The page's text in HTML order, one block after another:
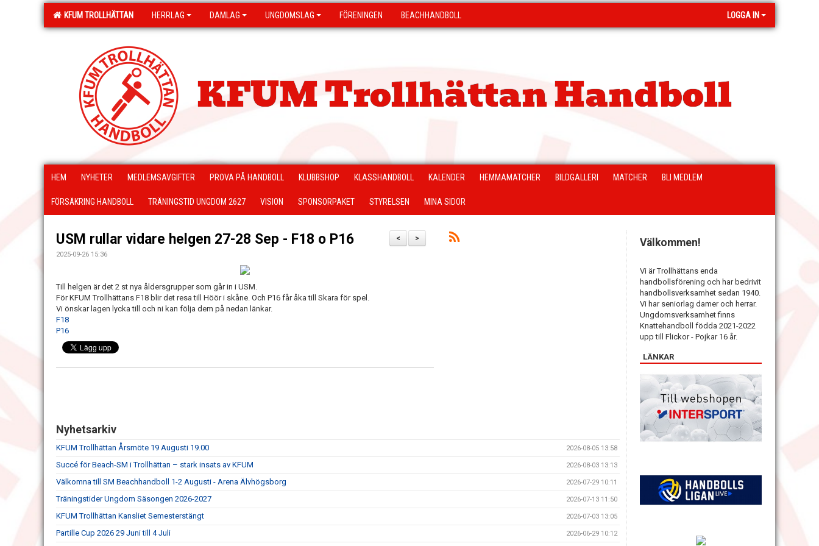
KFUM TROLLHÄTTAN HERRLAG DAMLAG UNGDOMSLAG FÖRENINGEN BEACHHANDBOLL LOGGA IN
KFUM Trollhättan Handboll
HEM NYHETER MEDLEMSAVGIFTER PROVA PÅ HANDBOLL KLUBBSHOP KLASSHANDBOLL KALENDER HEMMAMATCHER BILDGALLERI MATCHER BLI MEDLEM
FÖRSÄKRING HANDBOLL TRÄNINGSTID UNGDOM 2627 VISION SPONSORPAKET STYRELSEN MINA SIDOR
>
<
USM rullar vidare helgen 27-28 Sep - F18 o P16
2025-09-26 15:36
Till helgen är det 2 st nya åldersgrupper som går in i USM.
För KFUM Trollhättans F18 blir det resa till Höör i skåne. Och P16 får åka till Skara för spel.
Vi önskar lagen lycka till och ni kan följa dem på nedan länkar.
F18
P16
Nyhetsarkiv
KFUM Trollhättan Årsmöte 19 Augusti 19.00 2026-08-05 13:58
Succé för Beach-SM i Trollhättan – stark insats av KFUM 2026-08-03 13:13
Välkomna till SM Beachhandboll 1-2 Augusti - Arena Älvhögsborg 2026-07-29 10:11
Träningstider Ungdom Säsongen 2026-2027 2026-07-13 11:50
KFUM Trollhättan Kansliet Semesterstängt 2026-07-03 13:05
Partille Cup 2026 29 Juni till 4 Juli 2026-06-29 10:12
Välkommen!
Vi är Trollhättans enda
handbollsförening och har bedrivit
handbollsverksamhet sedan 1940.
Vi har seniorlag damer och herrar.
Ungdomsverksamhet finns
Knattehandboll födda 2021-2022
upp till Flickor - Pojkar 16 år.
LÄNKAR